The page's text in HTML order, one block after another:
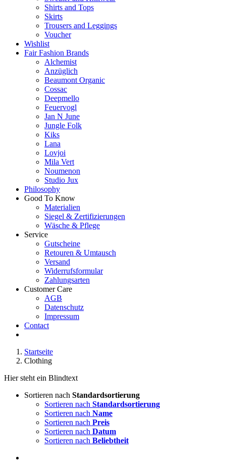
Shirts and Tops
Skirts
Trousers and Leggings
Voucher
Wishlist
Fair Fashion Brands
Alchemist
Anzüglich
Beaumont Organic
Cossac
Deepmello
Feuervogl
Jan N June
Jungle Folk
Kiks
Lana
Lovjoi
Mila Vert
Noumenon
Studio Jux
Philosophy
Good To Know
Materialien
Siegel & Zertifizierungen
Wäsche & Pflege
Service
Gutscheine
Retouren & Umtausch
Versand
Widerrufsformular
Zahlungsarten
Customer Care
AGB
Datenschutz
Impressum
Contact
Startseite
Clothing
Hier steht ein Blindtext
Sortieren nach Standardsortierung
Sortieren nach Standardsortierung
Sortieren nach Name
Sortieren nach Preis
Sortieren nach Datum
Sortieren nach Beliebtheit